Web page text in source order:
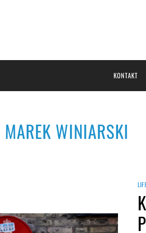
KONTAKT
MAREK WINIARSKI